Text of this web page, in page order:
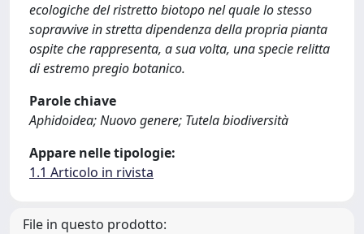
ecologiche del ristretto biotopo nel quale lo stesso
sopravvive in stretta dipendenza della propria pianta
ospite che rappresenta, a sua volta, una specie relitta
di estremo pregio botanico.
Parole chiave
Aphidoidea; Nuovo genere; Tutela biodiversità
Appare nelle tipologie:
1.1 Articolo in rivista
File in questo prodotto: